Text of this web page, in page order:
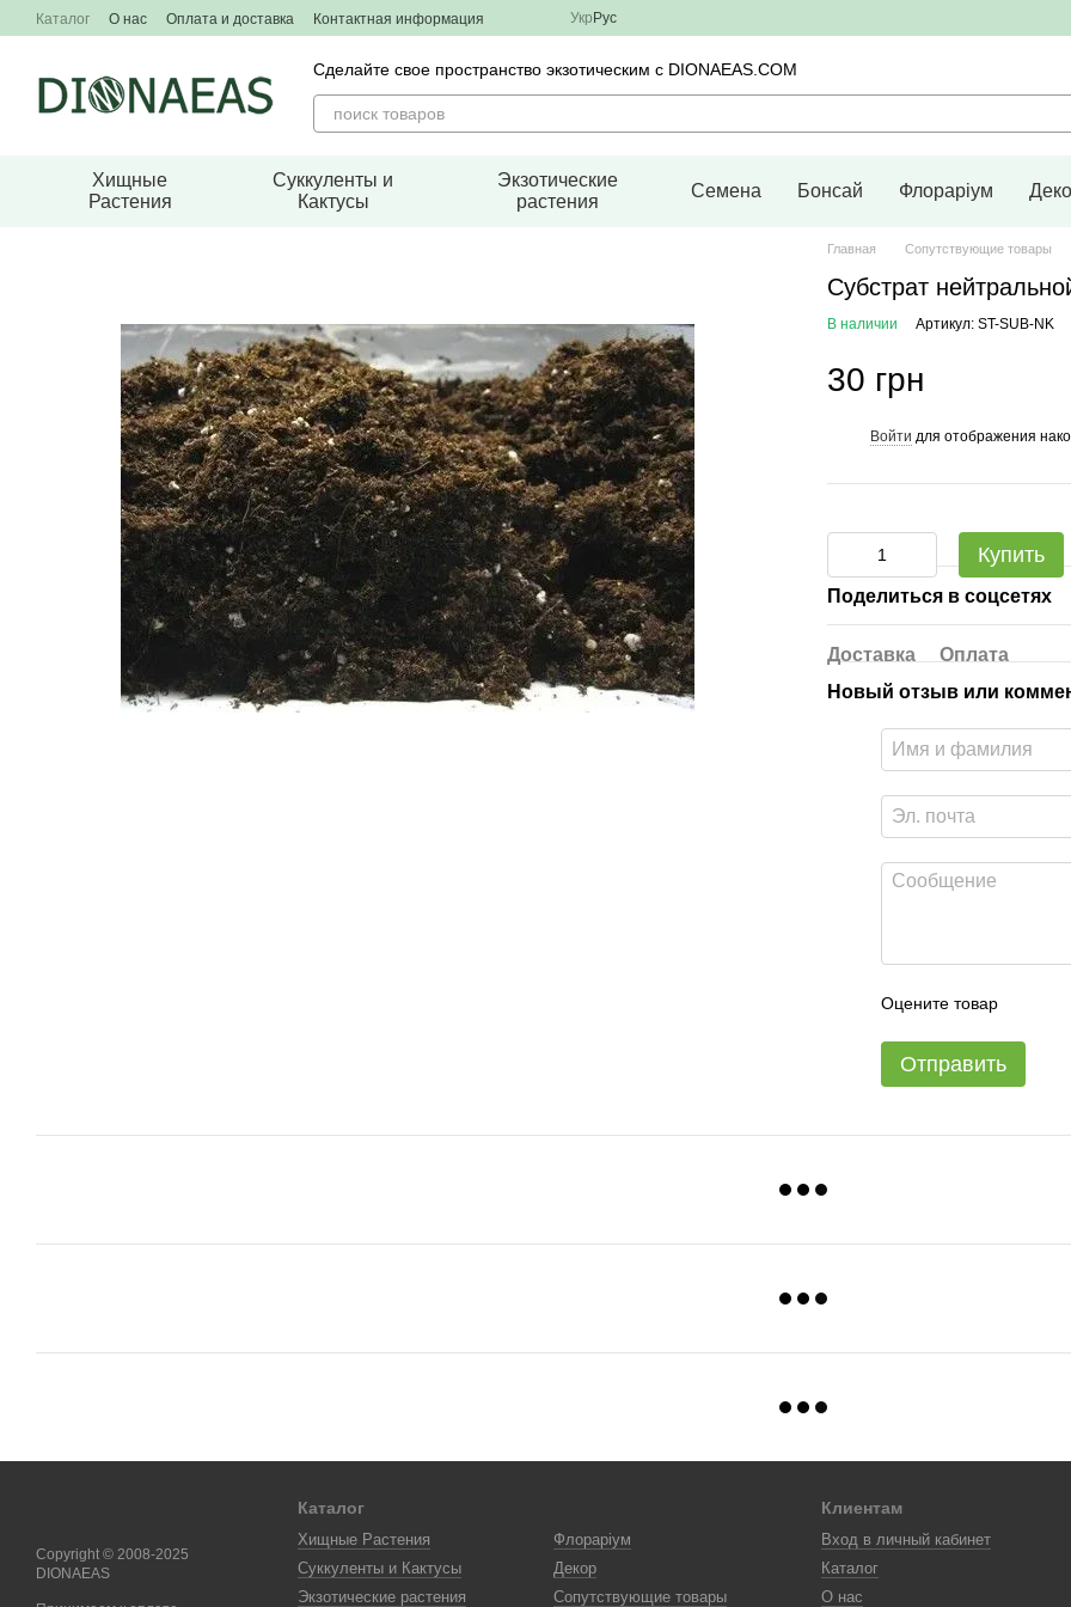
Перейти к основному контенту
Каталог О нас Оплата и доставка Контактная информация Укр Рус
Сделайте свое пространство экзотическим с DIONAEAS.COM
Хищные
Растения
Суккуленты и
Кактусы
Экзотические
растения
Семена Бонсай Флораріум
Главная Сопутствующие товары
Субстрат
В наличии Артикул: ST-SUB-NK
30 грн
Войти для отображения
Купить
Поделиться в соцсетях
Доставка
Оплата
Новый отзыв или
Оцените товар
Отправить
Copyright © 2008-2025
DIONAEAS
Каталог
Хищные Растения
Суккуленты и Кактусы
Экзотические растения
Флораріум
Декор
Сопутствующие товары
Клиентам
Вход в личный кабинет
Каталог
О нас